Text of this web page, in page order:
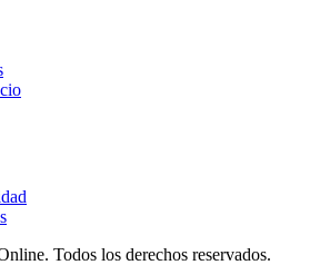
Todos los derechos reservados.